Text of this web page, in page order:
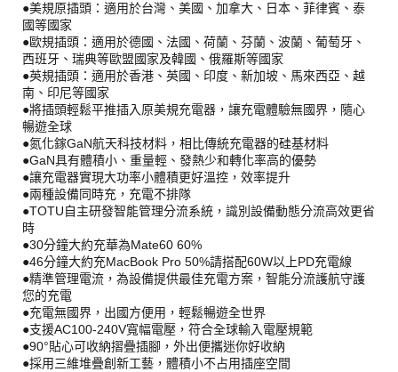
●美規原插頭：適用於台灣、美國、加拿大、日本、菲律賓、泰
國等國家
●歐規插頭：適用於德國、法國、荷蘭、芬蘭、波蘭、葡萄牙、
西班牙、瑞典等歐盟國家及韓國、俄羅斯等國家
●英規插頭：適用於香港、英國、印度、新加坡、馬來西亞、越
南、印尼等國家
●將插頭輕鬆平推插入原美規充電器，讓充電體驗無國界，隨心
暢遊全球
●氮化鎵GaN航天科技材料，相比傳統充電器的硅基材料
●GaN具有體積小、重量輕、發熱少和轉化率高的優勢
●讓充電器實現大功率小體積更好溫控，效率提升
●兩種設備同時充，充電不排隊
●TOTU自主研發智能管理分流系統，識別設備動態分流高效更省
時
●30分鐘大約充華為Mate60 60%
●46分鐘大約充MacBook Pro 50%請搭配60W以上PD充電線
●精準管理電流，為設備提供最佳充電方案，智能分流護航守護
您的充電
●充電無國界，出國方便用，輕鬆暢遊全世界
●支援AC100-240V寬幅電壓，符合全球輸入電壓規範
●90°貼心可收納摺疊插腳，外出便攜迷你好收納
●採用三維堆疊創新工藝，體積小不占用插座空間